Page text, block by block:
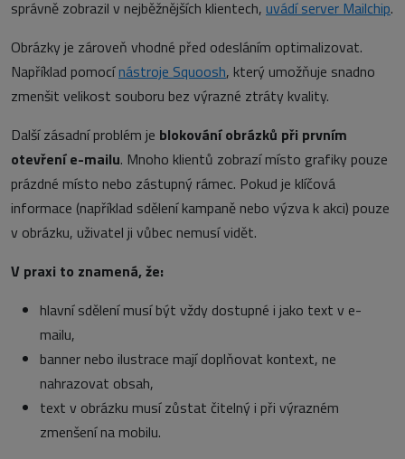
správně zobrazil v nejběžnějších klientech, uvádí server Mailchip.
Obrázky je zároveň vhodné před odesláním optimalizovat.
Například pomocínástroje Squoosh, který umožňuje snadno
zmenšit velikost souboru bez výrazné ztráty kvality.
Další zásadní problém je blokování obrázků při prvním
otevření e-mailu. Mnoho klientů zobrazí místo grafiky pouze
prázdné místo nebo zástupný rámec. Pokud je klíčová
informace (například sdělení kampaně nebo výzva k akci) pouze
v obrázku, uživatel ji vůbec nemusí vidět.
V praxi to znamená, že:
hlavní sdělení musí být vždy dostupné i jako text v e-
mailu,
banner nebo ilustrace mají doplňovat kontext, ne
nahrazovat obsah,
text v obrázku musí zůstat čitelný i při výrazném
zmenšení na mobilu.